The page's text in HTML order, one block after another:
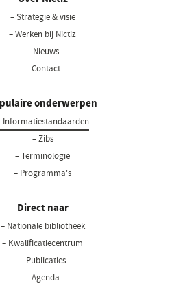
– Strategie & visie
– Werken bij Nictiz
– Nieuws
– Contact
onderwerpen
Informatiestandaarden
– Zibs
– Terminologie
– Programma's
Direct naar
– Nationale bibliotheek(opent
– Kwalificatiecentrum
– Publicaties
– Agenda